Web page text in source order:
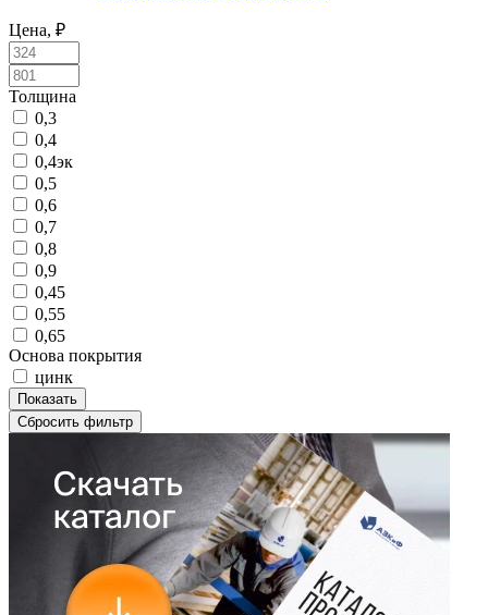
Цена, ₽
Толщина
0,3
0,4
0,4эк
0,5
0,6
0,7
0,8
0,9
0,45
0,55
0,65
Основа покрытия
цинк